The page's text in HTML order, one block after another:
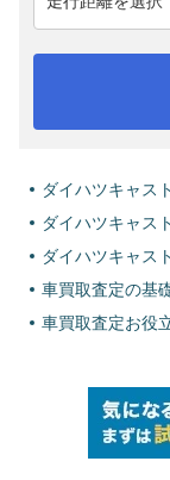
ダイハツキャス
ダイハツキャス
ダイハツキャス
車買取査定の基
車買取査定お役